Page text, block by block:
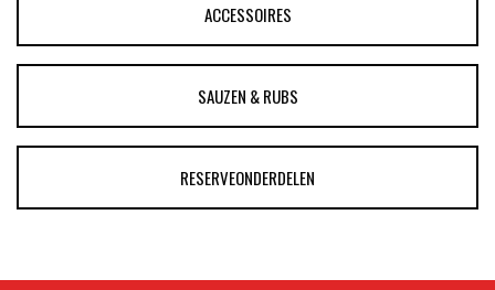
ACCESSOIRES
SAUZEN & RUBS
RESERVEONDERDELEN